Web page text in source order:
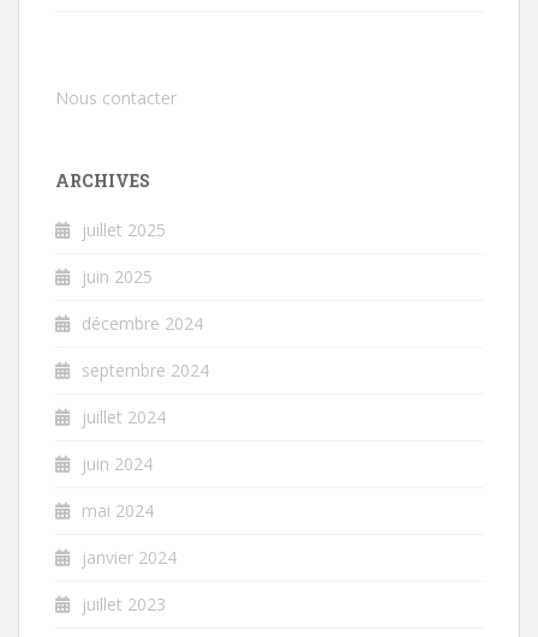
Nous contacter
ARCHIVES
juillet 2025
juin 2025
décembre 2024
septembre 2024
juillet 2024
juin 2024
mai 2024
janvier 2024
juillet 2023